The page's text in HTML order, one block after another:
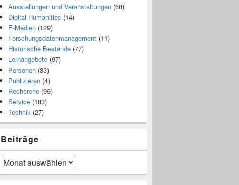
Ausstellungen und Veranstaltungen (68)
Digital Humanities (14)
E-Medien (129)
Forschungsdatenmanagement (11)
Historische Bestände (77)
Lernangebote (97)
Personen (33)
Publizieren (4)
Recherche (99)
Service (183)
Technik (27)
Beiträge
Beiträge